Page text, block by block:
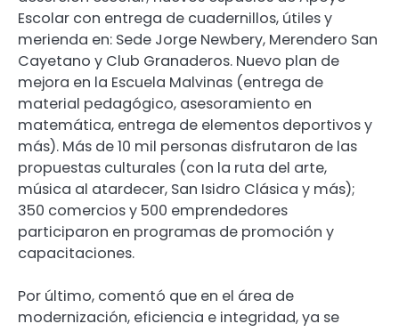
Escolar con entrega de cuadernillos, útiles y
merienda en: Sede Jorge Newbery, Merendero San
Cayetano y Club Granaderos. Nuevo plan de
mejora en la Escuela Malvinas (entrega de
material pedagógico, asesoramiento en
matemática, entrega de elementos deportivos y
más). Más de 10 mil personas disfrutaron de las
propuestas culturales (con la ruta del arte,
música al atardecer, San Isidro Clásica y más);
350 comercios y 500 emprendedores
participaron en programas de promoción y
capacitaciones.
Por último, comentó que en el área de
modernización, eficiencia e integridad, ya se